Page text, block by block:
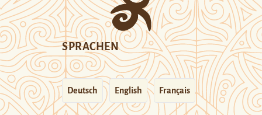
SPRACHEN
Deutsch English Français